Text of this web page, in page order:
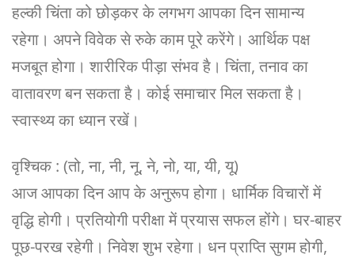
हल्की चिंता को छोड़कर के लगभग आपका दिन सामान्य
रहेगा। अपने विवेक से रुके काम पूरे करेंगे। आर्थिक पक्ष
मजबूत होगा। शारीरिक पीड़ा संभव है। चिंता, तनाव का
वातावरण बन सकता है। कोई समाचार मिल सकता है।
स्वास्थ्य का ध्यान रखें।
वृश्चिक : (तो, ना, नी, नू, ने, नो, या, यी, यू)
आज आपका दिन आप के अनुरूप होगा। धार्मिक विचारों में
वृद्धि होगी। प्रतियोगी परीक्षा में प्रयास सफल होंगे। घर-बाहर
पूछ-परख रहेगी। निवेश शुभ रहेगा। धन प्राप्ति सुगम होगी,